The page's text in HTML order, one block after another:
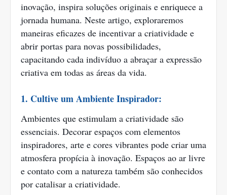
inovação, inspira soluções originais e enriquece a
jornada humana. Neste artigo, exploraremos
maneiras eficazes de incentivar a criatividade e
abrir portas para novas possibilidades,
capacitando cada indivíduo a abraçar a expressão
criativa em todas as áreas da vida.
1. Cultive um Ambiente Inspirador:
Ambientes que estimulam a criatividade são
essenciais. Decorar espaços com elementos
inspiradores, arte e cores vibrantes pode criar uma
atmosfera propícia à inovação. Espaços ao ar livre
e contato com a natureza também são conhecidos
por catalisar a criatividade.